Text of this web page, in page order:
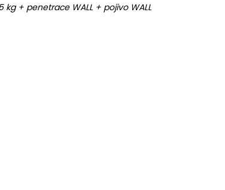
+ penetrace WALL + pojivo WALL